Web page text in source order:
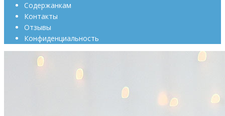
Содержанкам
Контакты
Отзывы
Конфиденциальность